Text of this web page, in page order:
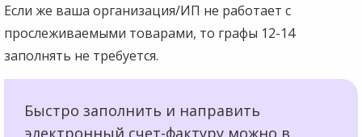
Если же ваша организация/ИП не работает с
прослеживаемыми товарами, то графы 12-14
заполнять не требуется.
Быстро заполнить и направить
электронный счет-фактуру можно в